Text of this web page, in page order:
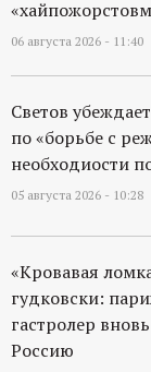
06 августа 2026 - 11:40
Светов
по «борьбе с
необходиости
05 августа 2026 - 10:28
«Кровавая
гудковски:
гастролер
Россию